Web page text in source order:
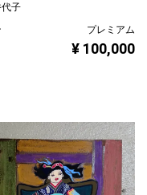
代子
プレミアム
¥ 100,000